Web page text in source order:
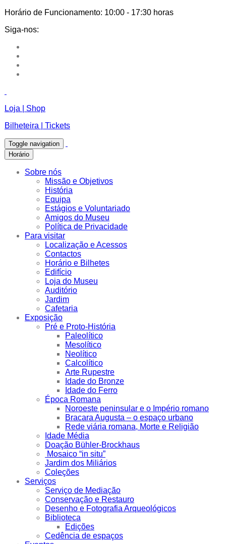
Horário de Funcionamento: 10:00 - 17:30 horas
Siga-nos:
Loja | Shop
Bilheteira | Tickets
Toggle navigation
Horário
Sobre nós
Missão e Objetivos
História
Equipa
Estágios e Voluntariado
Amigos do Museu
Política de Privacidade
Para visitar
Localização e Acessos
Contactos
Horário e Bilhetes
Edifício
Loja do Museu
Auditório
Jardim
Cafetaria
Exposição
Pré e Proto-História
Paleolítico
Mesolítico
Neolítico
Calcolítico
Arte Rupestre
Idade do Bronze
Idade do Ferro
Época Romana
Noroeste peninsular e o Império romano
Bracara Augusta – o espaço urbano
Rede viária romana, Morte e Religião
Idade Média
Doação Bühler-Brockhaus
Mosaico “in situ”
Jardim dos Miliários
Coleções
Serviços
Serviço de Mediação
Conservação e Restauro
Desenho e Fotografia Arqueológicos
Biblioteca
Edições
Cedência de espaços